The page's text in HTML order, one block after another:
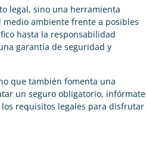
legal, sino una herramienta
ambiente frente a posibles
hasta la responsabilidad
garantía de seguridad y
que también fomenta una
un seguro obligatorio, infórmate
requisitos legales para disfrutar